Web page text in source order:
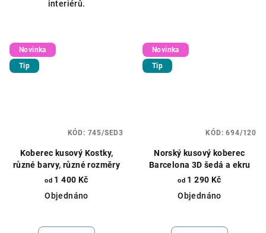
interiérů.
Novinka
Tip
Koberec kusový Kostky,
různé barvy, různé rozměry
od 1 400 Kč
Objednáno
hodnocení
KÓD: 745/SED3
Novinka
Tip
Norský kusový koberec
Barcelona 3D šedá a ekru
od 1 290 Kč
Objednáno
KÓD:694/120